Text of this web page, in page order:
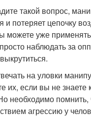
такой вопрос,
и потеряет цепочку
можете уже
наблюдать за
на уловки
их, если вы не знаете
необходимо
агрессию у